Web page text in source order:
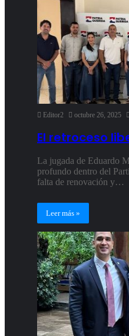
Editor2 octubre 26, 2025
El retroceso
La jugada de Eduardo
profundo dentro del
falta de renovación y…
Leer más »